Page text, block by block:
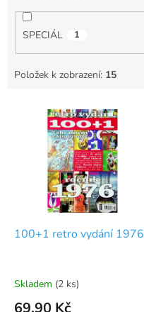
SPECIÁL 1
Položek k zobrazení: 15
100+1 retro vydání 1976
Skladem (2 ks)
69,90 Kč